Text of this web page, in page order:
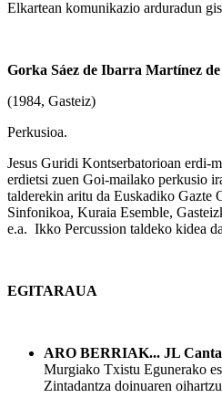
Elkartean komunikazio arduradun
Gorka Sáez de Ibarra Martínez
(1984, Gasteiz)
Perkusioa.
Jesus Guridi Kontserbatorioan erdi-
erdietsi zuen Goi-mailako perkusio
talderekin aritu da Euskadiko Gazte
Sinfonikoa, Kuraia Esemble,
e.a. Ikko Percussion taldeko kidea
EGITARAUA
ARO BERRIAK... JL
Murgiako Txistu Egunerako
Zintadantza doinuaren